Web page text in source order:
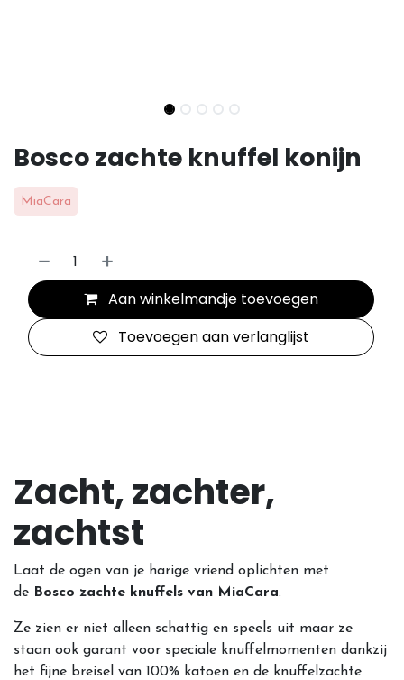
Bosco zachte knuffel konijn
MiaCara
Aan winkelmandje toevoegen
Toevoegen aan verlanglijst
Zacht, zachter,
zachtst
Laat de ogen van je harige vriend oplichten met
de Bosco zachte knuffels van MiaCara.
Ze zien er niet alleen schattig en speels uit maar ze
staan ook garant voor speciale knuffelmomenten dankzij
het fijne breisel van 100% katoen en de knuffelzachte